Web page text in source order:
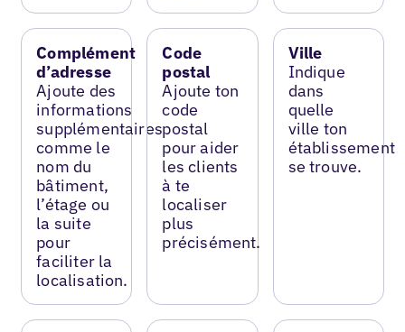
Complément
d’adresse
Ajoute des
informations
supplémentaires
comme le
nom du
bâtiment,
l’étage ou
la suite
pour
faciliter la
localisation.
Code
postal
Ajoute ton
code
postal
pour aider
les clients
à te
localiser
plus
précisément.
Ville
Indique
dans
quelle
ville ton
établissement
se trouve.